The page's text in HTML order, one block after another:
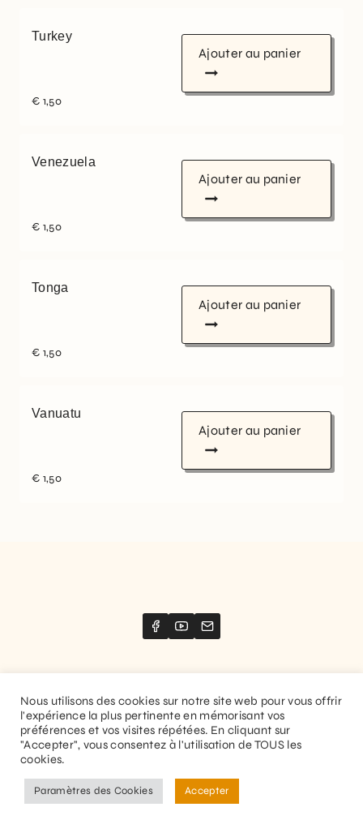
Turkey
€ 1,50
Ajouter au panier
Venezuela
€ 1,50
Ajouter au panier
Tonga
€ 1,50
Ajouter au panier
Vanuatu
€ 1,50
Ajouter au panier
Website created byStimize
© 2026 Guitaranthem. All rights reserved.
Privacy Policy Terms and Conditions
Nous utilisons des cookies sur notre site web pour vous offrir
l'expérience la plus pertinente en mémorisant vos
préférences et vos visites répétées. En cliquant sur
"Accepter", vous consentez à l'utilisation de TOUS les
cookies.
Paramètres des Cookies Accepter